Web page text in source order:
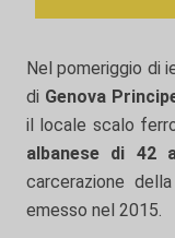
Nel pomeriggio di
di Genova
il locale scalo
albanese di 42
carcerazione
emesso nel 2015.